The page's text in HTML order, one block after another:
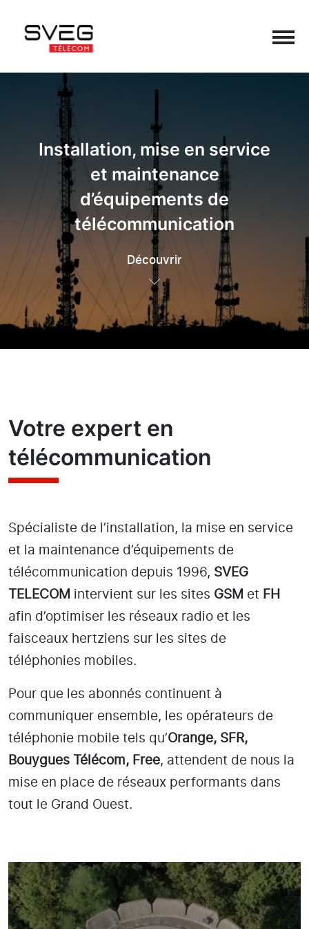
Passer au contenu
Navigation principale
Installation, mise en service
et maintenance
d’équipements de
télécommunication
Découvrir
Votre expert en
télécommunication
Spécialiste de l’installation, la mise en service
et la maintenance d’équipements de
télécommunication depuis 1996, SVEG
TELECOM intervient sur les sites GSM et FH
afin d’optimiser les réseaux radio et les
faisceaux hertziens sur les sites de
téléphonies mobiles.
Pour que les abonnés continuent à
communiquer ensemble, les opérateurs de
téléphonie mobile tels qu’Orange, SFR,
Bouygues Télécom, Free, attendent de nous la
mise en place de réseaux performants dans
tout le Grand Ouest.